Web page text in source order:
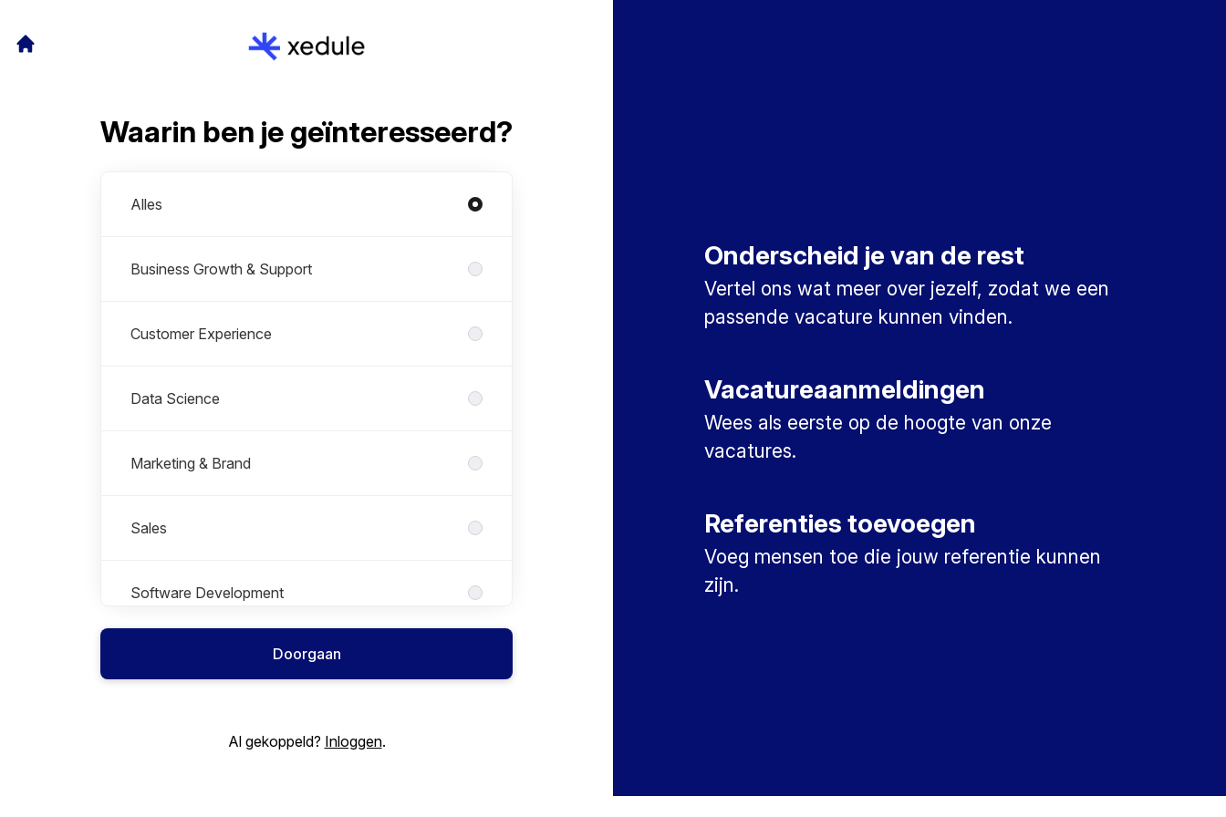
Waarin ben je geïnteresseerd?
Alles
Business Growth & Support
Customer Experience
Data Science
Marketing & Brand
Sales
Software Development
Students & GraduatesDoorgaan
Al gekoppeld? Inloggen.
Onderscheid je van de rest
Vertel ons wat meer over jezelf, zodat we een
passende vacature kunnen vinden.
Vacatureaanmeldingen
Wees als eerste op de hoogte van onze
vacatures.
Referenties toevoegen
Voeg mensen toe die jouw referentie kunnen
zijn.